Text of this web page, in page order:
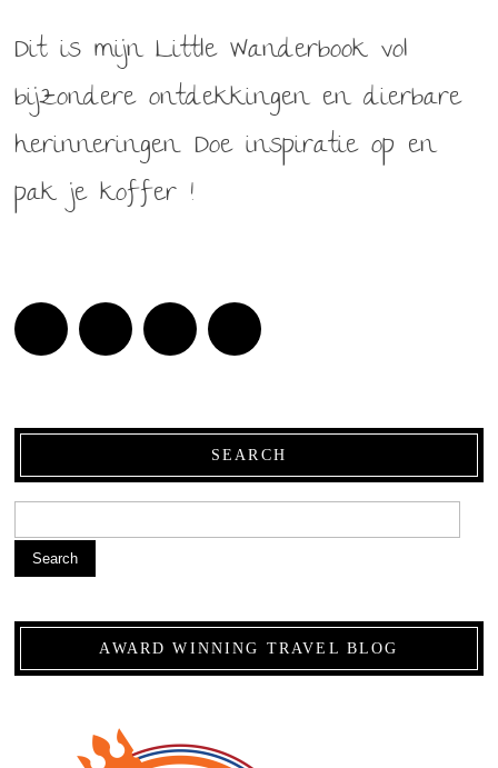
Dit is mijn Little Wanderbook vol
bijzondere ontdekkingen en dierbare
herinneringen. Doe inspiratie op en
pak je koffer !
SEARCH
Search
AWARD WINNING TRAVEL BLOG